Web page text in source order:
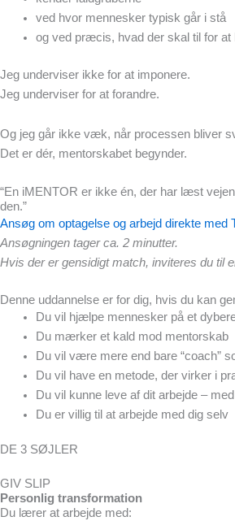
ved hvor mennesker typisk går i stå
og ved præcis, hvad der skal til for at
Jeg underviser ikke for at imponere.
Jeg underviser for at forandre.
Og jeg går ikke væk, når processen bliver
Det er dér, mentorskabet begynder.
“En iMENTOR er ikke én, der har læst
den.”
Ansøg om optagelse og arbejd direkte med
Ansøgningen tager ca. 2 minutter.
Hvis der er gensidigt match, inviteres du til
Denne uddannelse er for dig, hvis du kan
Du vil hjælpe mennesker på et
Du mærker et kald mod mentorskab
Du vil være mere end bare “coach”
Du vil have en metode, der virker i
Du vil kunne leve af dit arbejde –
Du er villig til at arbejde med dig selv
DE 3 SØJLER
GIV SLIP
Personlig transformation
Du lærer at arbejde med: